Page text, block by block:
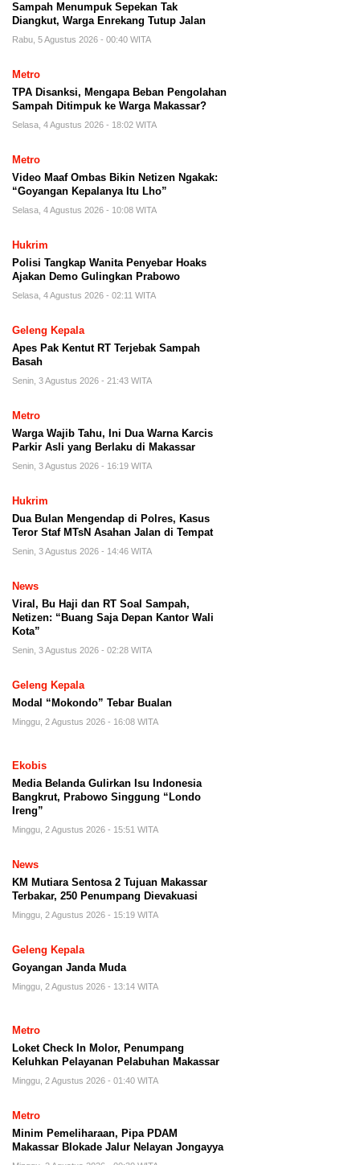
Sampah Menumpuk Sepekan Tak
Diangkut, Warga Enrekang Tutup Jalan
Rabu, 5 Agustus 2026 - 00:40 WITA
Metro
TPA Disanksi, Mengapa Beban Pengolahan
Sampah Ditimpuk ke Warga Makassar?
Selasa, 4 Agustus 2026 - 18:02 WITA
Metro
Video Maaf Ombas Bikin Netizen Ngakak:
“Goyangan Kepalanya Itu Lho”
Selasa, 4 Agustus 2026 - 10:08 WITA
Hukrim
Polisi Tangkap Wanita Penyebar Hoaks
Ajakan Demo Gulingkan Prabowo
Selasa, 4 Agustus 2026 - 02:11 WITA
Geleng Kepala
Apes Pak Kentut RT Terjebak Sampah
Basah
Senin, 3 Agustus 2026 - 21:43 WITA
Metro
Warga Wajib Tahu, Ini Dua Warna Karcis
Parkir Asli yang Berlaku di Makassar
Senin, 3 Agustus 2026 - 16:19 WITA
Hukrim
Dua Bulan Mengendap di Polres, Kasus
Teror Staf MTsN Asahan Jalan di Tempat
Senin, 3 Agustus 2026 - 14:46 WITA
News
Viral, Bu Haji dan RT Soal Sampah,
Netizen: “Buang Saja Depan Kantor Wali
Kota”
Senin, 3 Agustus 2026 - 02:28 WITA
Geleng Kepala
Modal “Mokondo” Tebar Bualan
Minggu, 2 Agustus 2026 - 16:08 WITA
Ekobis
Media Belanda Gulirkan Isu Indonesia
Bangkrut, Prabowo Singgung “Londo
Ireng”
Minggu, 2 Agustus 2026 - 15:51 WITA
News
KM Mutiara Sentosa 2 Tujuan Makassar
Terbakar, 250 Penumpang Dievakuasi
Minggu, 2 Agustus 2026 - 15:19 WITA
Geleng Kepala
Goyangan Janda Muda
Minggu, 2 Agustus 2026 - 13:14 WITA
Metro
Loket Check In Molor, Penumpang
Keluhkan Pelayanan Pelabuhan Makassar
Minggu, 2 Agustus 2026 - 01:40 WITA
Metro
Minim Pemeliharaan, Pipa PDAM
Makassar Blokade Jalur Nelayan Jongayya